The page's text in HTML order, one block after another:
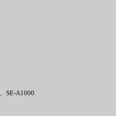
SE-A1000